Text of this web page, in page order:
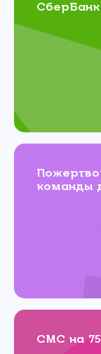
команды
СМС на